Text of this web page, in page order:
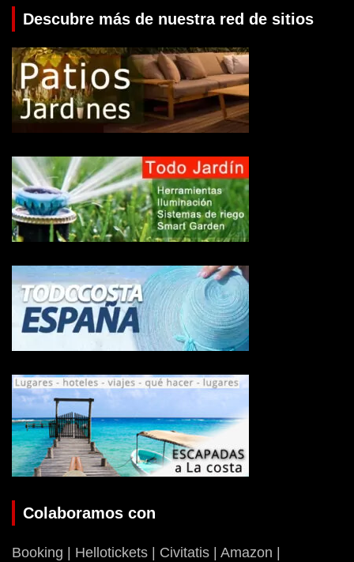
Descubre más de nuestra red de sitios
Colaboramos con
Booking | Hellotickets | Civitatis | Amazon |